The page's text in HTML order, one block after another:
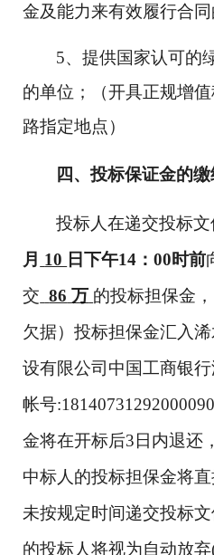
金及能力来有效履行合同
5、提供国家认可的
的单位；
（开具正规增
路指定地点）
四、投标保证金的
投标人在递交投标
月 10 日下午14：00时前
交 86 万 的投标担保金
欠据）投标担保金汇入
设有限公司中国工商银
帐号
金将在开标后3日内退还
中标人的投标担保金将
未按规定时间递交投标
的投标人将视为自动放